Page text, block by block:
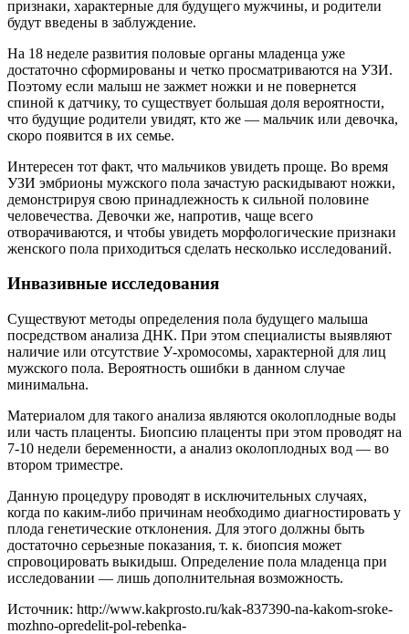
признаки, характерные для будущего мужчины, и родители
будут введены в заблуждение.
На 18 неделе развития половые органы младенца уже
достаточно сформированы и четко просматриваются на УЗИ.
Поэтому если малыш не зажмет ножки и не повернется
спиной к датчику, то существует большая доля вероятности,
что будущие родители увидят, кто же — мальчик или девочка,
скоро появится в их семье.
Интересен тот факт, что мальчиков увидеть проще. Во время
УЗИ эмбрионы мужского пола зачастую раскидывают ножки,
демонстрируя свою принадлежность к сильной половине
человечества. Девочки же, напротив, чаще всего
отворачиваются, и чтобы увидеть морфологические признаки
женского пола приходиться сделать несколько исследований.
Инвазивные исследования
Существуют методы определения пола будущего малыша
посредством анализа ДНК. При этом специалисты выявляют
наличие или отсутствие У-хромосомы, характерной для лиц
мужского пола. Вероятность ошибки в данном случае
минимальна.
Материалом для такого анализа являются околоплодные воды
или часть плаценты. Биопсию плаценты при этом проводят на
7-10 недели беременности, а анализ околоплодных вод — во
втором триместре.
Данную процедуру проводят в исключительных случаях,
когда по каким-либо причинам необходимо диагностировать у
плода генетические отклонения. Для этого должны быть
достаточно серьезные показания, т. к. биопсия может
спровоцировать выкидыш. Определение пола младенца при
исследовании — лишь дополнительная возможность.
Источник: http://www.kakprosto.ru/kak-837390-na-kakom-sroke-
mozhno-opredelit-pol-rebenka-